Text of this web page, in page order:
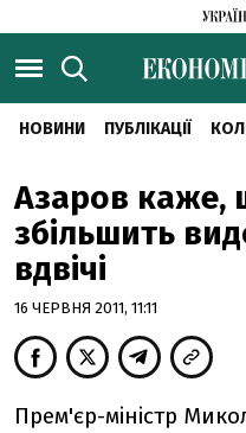
НОВИНИ ПУБЛІКАЦІЇ
Азаров каже,
збільшить
вдвічі
16 ЧЕРВНЯ 2011, 11:11
Прем'єр-мiнiстр